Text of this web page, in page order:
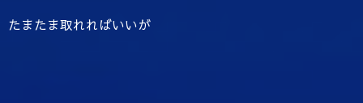
たまたま取れればいいが